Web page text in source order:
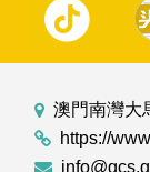
澳門南灣大
https://